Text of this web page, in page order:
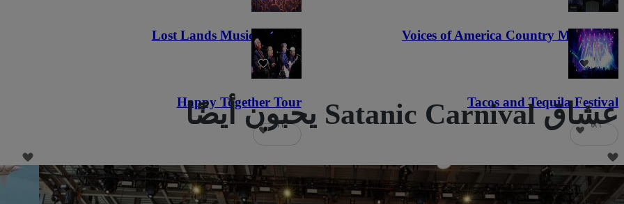
Voices of America Country Music Fest
٣٦
Lost Lands Music Festival
١٢١
Tacos and Tequila Festival
٦٨٦
Happy Together Tour
١١١ عشاق Satanic Carnival يحبون أيضًا